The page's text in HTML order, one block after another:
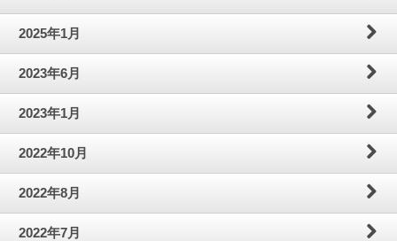
2025年1月
2023年6月
2023年1月
2022年10月
2022年8月
2022年7月